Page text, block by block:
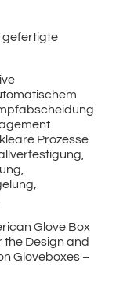
gefertigte
Prozesse
Glove Box
the Design and
Gloveboxes –